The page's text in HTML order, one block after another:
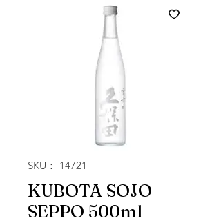
SKU： 14721
KUBOTA SOJO
SEPPO 500ml